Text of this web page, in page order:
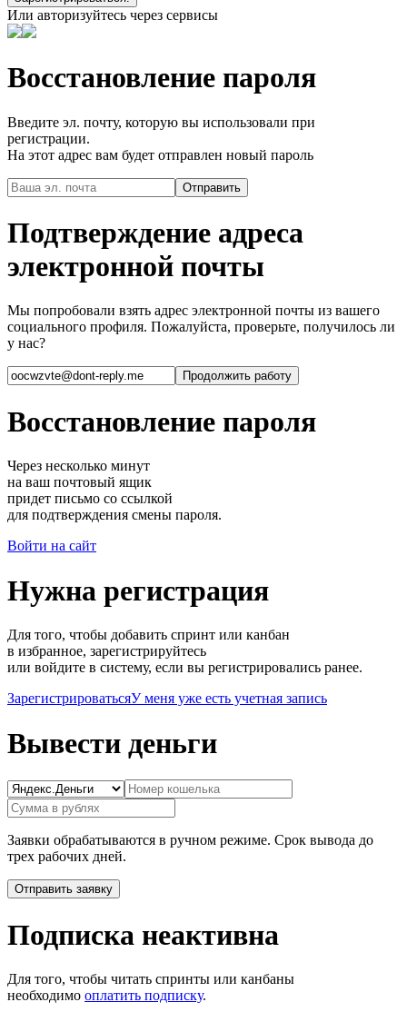
Или авторизуйтесь через сервисы
Восстановление пароля
Введите эл. почту, которую вы использовали при
регистрации.
На этот адрес вам будет отправлен новый пароль
Подтверждение адреса
электронной почты
Мы попробовали взять адрес электронной почты из вашего
социального профиля. Пожалуйста, проверьте, получилось ли
у нас?
Восстановление пароля
Через несколько минут
на ваш почтовый ящик
придет письмо со ссылкой
для подтверждения смены пароля.
Войти на сайт
Нужна регистрация
Для того, чтобы добавить спринт или канбан
в избранное, зарегистрируйтесь
или войдите в систему, если вы регистрировались ранее.
ЗарегистрироватьсяУ меня уже есть учетная запись
Вывести деньги
Заявки обрабатываются в ручном режиме. Срок вывода до
трех рабочих дней.
Подписка неактивна
Для того, чтобы читать спринты или канбаны
необходимо оплатить подписку.